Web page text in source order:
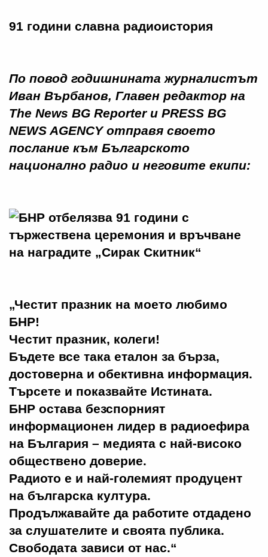
91 години славна радиоистория
По повод годишнината журналистът
Иван Върбанов, Главен редактор на
The News BG Reporter и PRESS BG
NEWS AGENCY отправя своето
послание към Българското
национално радио и неговите екипи:
„Честит празник на моето любимо
БНР!
Честит празник, колеги!
Бъдете все така еталон за бърза,
достоверна и обективна информация.
Търсете и показвайте Истината.
БНР остава безспорният
информационен лидер в радиоефира
на България – медията с най-високо
обществено доверие.
Радиото е и най-големият продуцент
на българска култура.
Продължавайте да работите отдадено
за слушателите и своята публика.
Свободата зависи от нас.“